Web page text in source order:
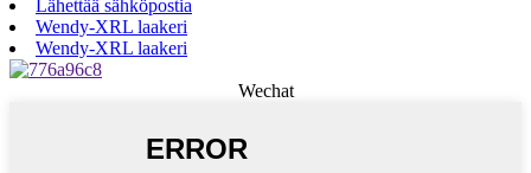
Lähettää sähköpostia
Wendy-XRL laakeri
Wendy-XRL laakeri
Wechat